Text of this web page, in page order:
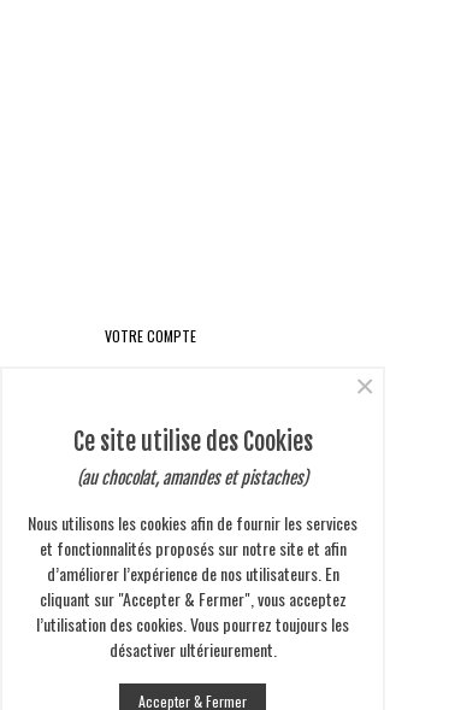
VOTRE COMPTE
Commandes
Avoirs
Adresses
Bons de réduction
NEWSLETTER
Ce site utilise des Cookies
(au chocolat, amandes et pistaches)
Nous utilisons les cookies afin de fournir les services
et fonctionnalités proposés sur notre site et afin
d’améliorer l’expérience de nos utilisateurs. En
cliquant sur "Accepter & Fermer", vous acceptez
l’utilisation des cookies. Vous pourrez toujours les
désactiver ultérieurement.
Accepter & Fermer
×